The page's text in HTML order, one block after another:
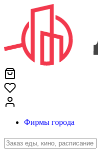
Фирмы города